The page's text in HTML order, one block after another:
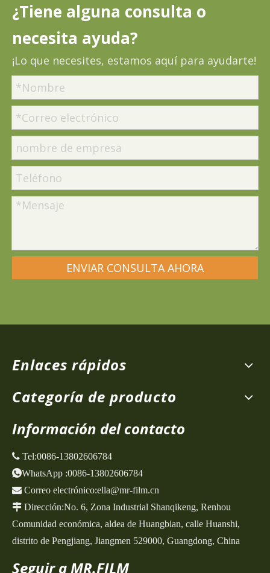
¿Tiene alguna consulta o
necesita ayuda?
¡Lo que necesites, estamos aquí para ayudarte!
ENVIAR CONSULTA AHORA
Enlaces rápidos
Categoría de producto
Información del contacto
 Tel:0086-13802606784
WhatsApp :0086-13802606784
 Correo electrónico:ella@mr-film.cn
 Dirección:No. 6, Zona Industrial Shanqikeng, Renhou
Comunidad económica, aldea de Huangbian, calle Huanshi,
distrito de Pengjiang, Jiangmen 529000, Guangdong, China
Seguir a MR.FILM